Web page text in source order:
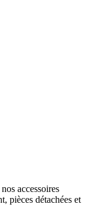
accessoires
pièces détachées et